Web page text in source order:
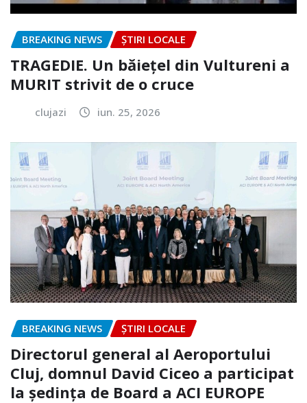
BREAKING NEWS ȘTIRI LOCALE
TRAGEDIE. Un băiețel din Vultureni a
MURIT strivit de o cruce
clujazi iun. 25, 2026
BREAKING NEWS ȘTIRI LOCALE
Directorul general al Aeroportului
Cluj, domnul David Ciceo a participat
la ședința de Board a ACI EUROPE